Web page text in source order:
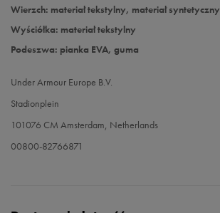
Wierzch: materiał tekstylny, materiał syntetyczny
Wyściółka: materiał tekstylny
Podeszwa: pianka EVA, guma
Under Armour Europe B.V.
Stadionplein
101076 CM Amsterdam, Netherlands
00800-82766871